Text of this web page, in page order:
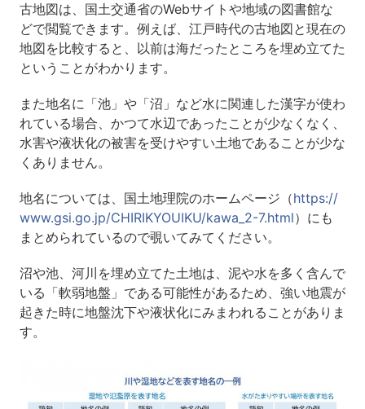
古地図は、国土交通省のWebサイトや地域の図書館な
どで閲覧できます。例えば、江戸時代の古地図と現在の
地図を比較すると、以前は海だったところを埋め立てた
ということがわかります。
また地名に「池」や「沼」など水に関連した漢字が使わ
れている場合、かつて水辺であったことが少なくなく、
水害や液状化の被害を受けやすい土地であることが少な
くありません。
地名については、国土地理院のホームページ（https://
www.gsi.go.jp/CHIRIKYOUIKU/kawa_2-7.html）にも
まとめられているので覗いてみてください。
沼や池、河川を埋め立てた土地は、泥や水を多く含んで
いる「軟弱地盤」である可能性があるため、強い地震が
起きた時に地盤沈下や液状化にみまわれることがありま
す。